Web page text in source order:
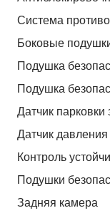
Система
Боковые
Подушка
Подушка
Датчик парковки
Датчик
Контроль
Подушки
Задняя камера